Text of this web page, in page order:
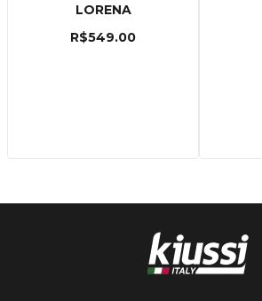
LORENA
R$549.00